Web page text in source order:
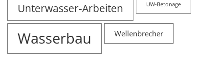
Unterwasser-Arbeiten UW-Betonage
Wasserbau Wellenbrecher